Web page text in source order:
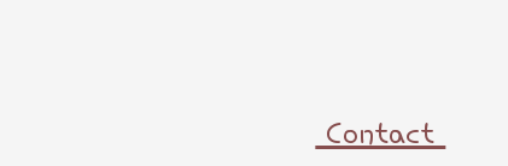
Contact